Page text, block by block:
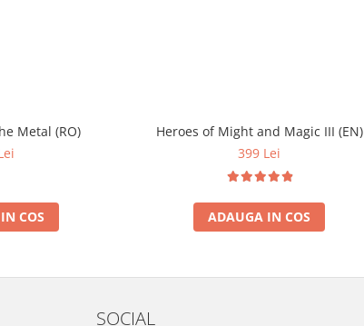
Metal (RO)
COS
Heroes of Might and Magic III (EN)
399 Lei
ADAUGA IN COS
SOCIAL